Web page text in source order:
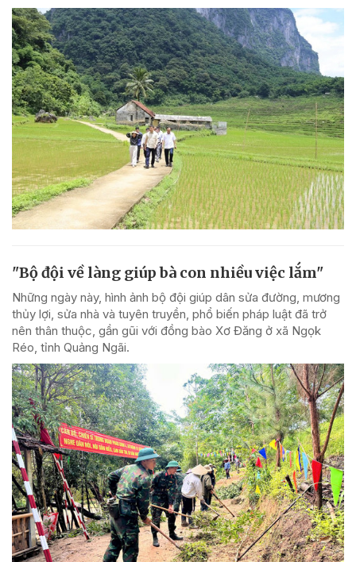
"Bộ đội về làng giúp bà con nhiều việc lắm"
Những ngày này, hình ảnh bộ đội giúp dân sửa đường, mương
thủy lợi, sửa nhà và tuyên truyền, phổ biến pháp luật đã trở
nên thân thuộc, gần gũi với đồng bào Xơ Đăng ở xã Ngọk
Réo, tỉnh Quảng Ngãi.